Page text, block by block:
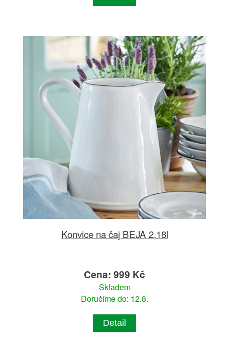
Konvice na čaj BEJA 2,18l
Cena: 999 Kč
Skladem
Doručíme do: 12.8.
Detail